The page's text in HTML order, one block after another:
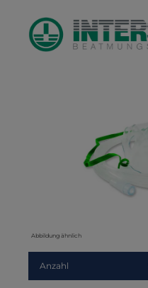
Abbildung ähnlich
Anzahl